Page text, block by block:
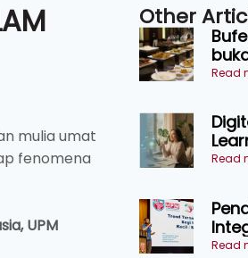
mulia umat
fenomena
UPM
Other
Read
Read
Read